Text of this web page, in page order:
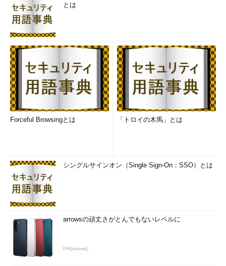
的な方法としては、ブロードキャストを使う方法、
ァイルを使う方法、
NBT環境における名前解決の例
NBTプロトコルでも、NetBIOS名からIPアドレス
を求める方法がいくつか用意されている。
（1）
い合わせる方法であり、ルータを越えてWindows
ネットワークを使う場合の一般的な方法である。
（1）はブロードキャストを使う方法である。NetBIOS名をセッ
トしたNBTの名前問い合わせパケットをローカルでブロードキャ
ストする。すると、その対象となるコンピュータが自分のIPアド
レスをセットした応答パケットを返す。これにより、送信元のコ
ンピュータは相手のIPアドレスを知ることができる。このあたり
とは
Forceful Browsingとは 「トロイの木馬」とは
シングルサインオン（Single Sign-On：SSO）とは
arrowsの頑丈さがとんでもないレベルに
PR(arrows)